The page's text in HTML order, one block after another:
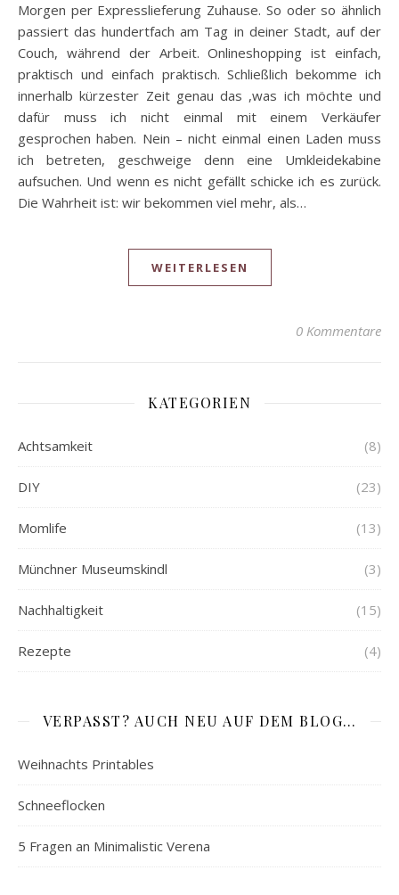
Morgen per Expresslieferung Zuhause. So oder so ähnlich
passiert das hundertfach am Tag in deiner Stadt, auf der
Couch, während der Arbeit. Onlineshopping ist einfach,
praktisch und einfach praktisch. Schließlich bekomme ich
innerhalb kürzester Zeit genau das ,was ich möchte und
dafür muss ich nicht einmal mit einem Verkäufer
gesprochen haben. Nein – nicht einmal einen Laden muss
ich betreten, geschweige denn eine Umkleidekabine
aufsuchen. Und wenn es nicht gefällt schicke ich es zurück.
Die Wahrheit ist: wir bekommen viel mehr, als…
WEITERLESEN
0 Kommentare
KATEGORIEN
Achtsamkeit (8)
DIY (23)
Momlife (13)
Münchner Museumskindl (3)
Nachhaltigkeit (15)
Rezepte (4)
VERPASST? AUCH NEU AUF DEM BLOG…
Weihnachts Printables
Schneeflocken
5 Fragen an Minimalistic Verena